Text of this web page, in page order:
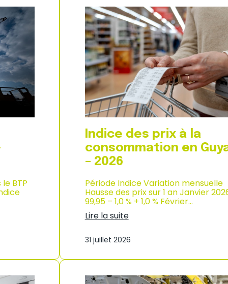
t
a
t
i
o
n
d
e
l
’
i
n
d
u
s
t
r
–
2
0
2
6
e
d
e
s
p
i
x
à
l
a
o
n
s
o
t
i
o
à
a
o
t
BTP
Indice des prix à la
consommation en
– 2026
Période Indice Variation mensuelle
Hausse des prix sur 1 an Janvier
99,95 – 1,0 % + 1,0 % Février…
Lire la suite
n
i
e
31 juillet 2026